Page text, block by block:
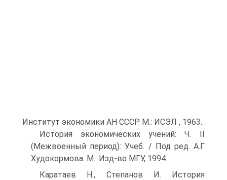
Институт экономики АН СССР. М.: ИСЭЛ , 1963.
История экономических учений: Ч. II
(Межвоенный период): Учеб. / Под ред. А.Г.
Худокормова. М.: Изд-во МГУ, 1994.
Каратаев Н., Степанов И. История